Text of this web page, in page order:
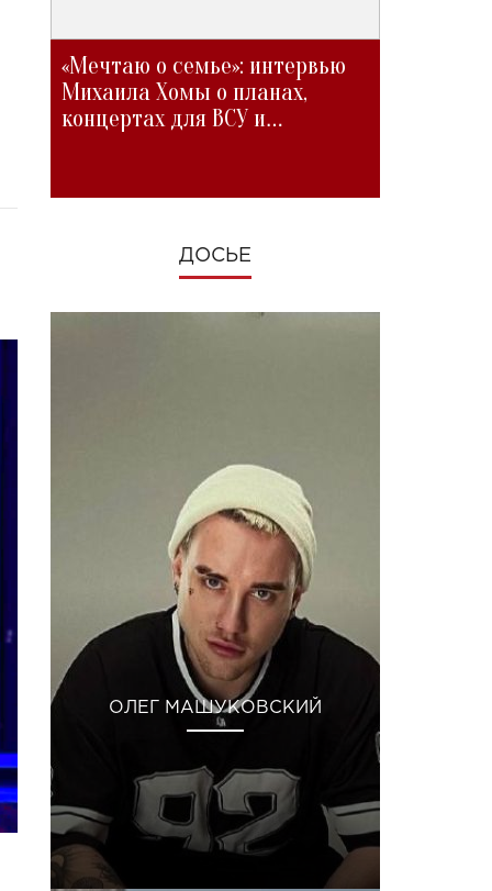
«Мечтаю о семье»: интервью
Михаила Хомы о планах,
концертах для ВСУ и
ДОСЬЕ
ОЛЕГ МАШУКОВСКИЙ